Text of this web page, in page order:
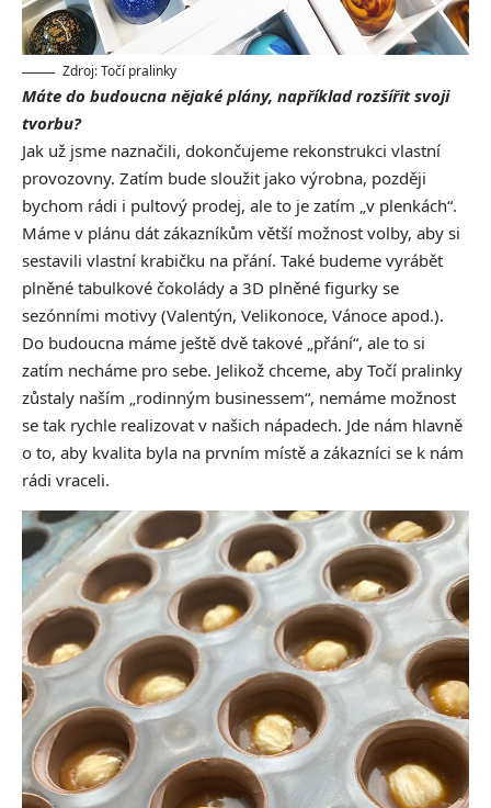
Zdroj: Točí pralinky
Máte do budoucna nějaké plány, například rozšířit svoji
tvorbu?
Jak už jsme naznačili, dokončujeme rekonstrukci vlastní
provozovny. Zatím bude sloužit jako výrobna, později
bychom rádi i pultový prodej, ale to je zatím „v plenkách“.
Máme v plánu dát zákazníkům větší možnost volby, aby si
sestavili vlastní krabičku na přání. Také budeme vyrábět
plněné tabulkové čokolády a 3D plněné figurky se
sezónními motivy (Valentýn, Velikonoce, Vánoce apod.).
Do budoucna máme ještě dvě takové „přání“, ale to si
zatím necháme pro sebe. Jelikož chceme, aby Točí pralinky
zůstaly naším „rodinným businessem“, nemáme možnost
se tak rychle realizovat v našich nápadech. Jde nám hlavně
o to, aby kvalita byla na prvním místě a zákazníci se k nám
rádi vraceli.